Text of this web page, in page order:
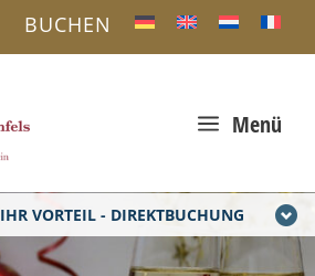
IHR VORTEIL - DIREKTBUCHUNG
a Menü
BUCHEN